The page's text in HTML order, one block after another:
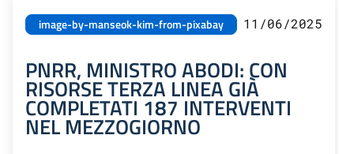
image-by-manseok-kim-from-pixabay 11/06/2025
PNRR, MINISTRO ABODI: CON
RISORSE TERZA LINEA GIÀ
COMPLETATI 187 INTERVENTI
NEL MEZZOGIORNO